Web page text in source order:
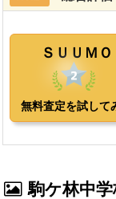
駒ケ林中